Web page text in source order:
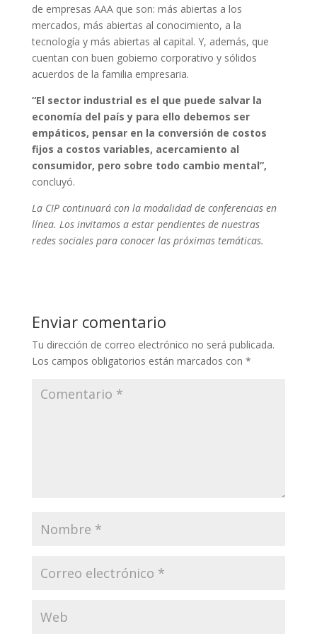
de empresas AAA que son: más abiertas a los
mercados, más abiertas al conocimiento, a la
tecnología y más abiertas al capital. Y, además, que
cuentan con buen gobierno corporativo y sólidos
acuerdos de la familia empresaria.
“El sector industrial es el que puede salvar la
economía del país y para ello debemos ser
empáticos, pensar en la conversión de costos
fijos a costos variables, acercamiento al
consumidor, pero sobre todo cambio mental”,
concluyó.
La CIP continuará con la modalidad de conferencias en
línea. Los invitamos a estar pendientes de nuestras
redes sociales para conocer las próximas temáticas.
Enviar comentario
Tu dirección de correo electrónico no será publicada.
Los campos obligatorios están marcados con *